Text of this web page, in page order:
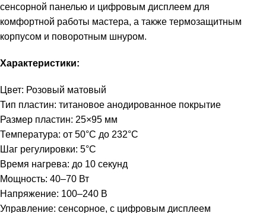
сенсорной панелью и цифровым дисплеем для
комфортной работы мастера, а также термозащитным
корпусом и поворотным шнуром.
Характеристики:
Цвет: Розовый матовый
Тип пластин: титановое анодированное покрытие
Размер пластин: 25×95 мм
Температура: от 50°C до 232°C
Шаг регулировки: 5°C
Время нагрева: до 10 секунд
Мощность: 40–70 Вт
Напряжение: 100–240 В
Управление: сенсорное, с цифровым дисплеем